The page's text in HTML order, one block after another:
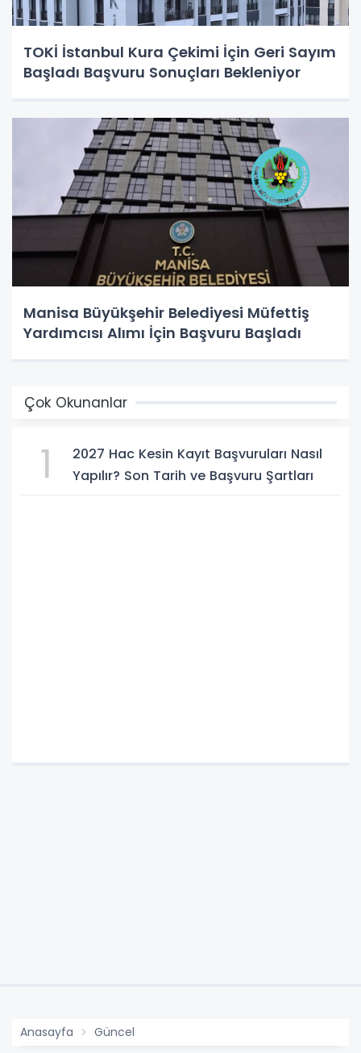
TOKİ İstanbul Kura Çekimi İçin Geri Sayım
Başladı Başvuru Sonuçları Bekleniyor
Manisa Büyükşehir Belediyesi Müfettiş
Yardımcısı Alımı İçin Başvuru Başladı
Çok Okunanlar
1
2027 Hac Kesin Kayıt Başvuruları Nasıl
Yapılır? Son Tarih ve Başvuru Şartları
Anasayfa Güncel